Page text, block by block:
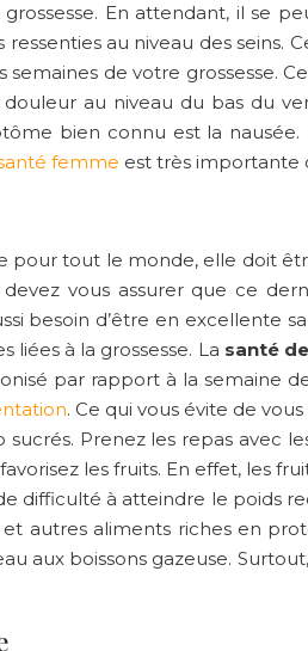
En attendant, il se
au niveau des
de votre grossesse.
au niveau du bas du
bien connu est la
femme est très importante
pour tout le monde, elle doit
vous assurer que ce
besoin d’être en excellente
liées à la grossesse. La santé
par rapport à la semaine
. Ce qui vous évite de
Prenez les repas avec
les fruits. En effet, les
difficulté à atteindre le poids
autres aliments riches en
aux boissons gazeuse.